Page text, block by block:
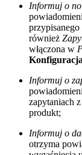
Informuj o
przypisanego
również
włączona w
Konfiguracja
Informuj o
zapytaniach
produkt;
Informuj o
otrzyma